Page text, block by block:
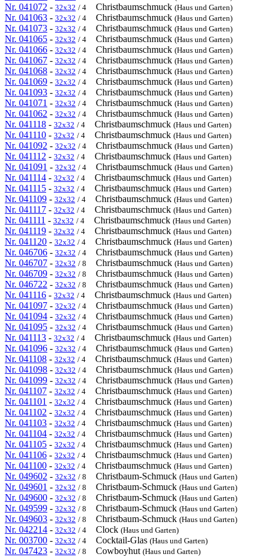
Nr. 041072 - 32x32 / 4 Christbaumschmuck (Haus und Garten)
Nr. 041063 - 32x32 / 4 Christbaumschmuck (Haus und Garten)
Nr. 041073 - 32x32 / 4 Christbaumschmuck (Haus und Garten)
Nr. 041065 - 32x32 / 4 Christbaumschmuck (Haus und Garten)
Nr. 041066 - 32x32 / 4 Christbaumschmuck (Haus und Garten)
Nr. 041067 - 32x32 / 4 Christbaumschmuck (Haus und Garten)
Nr. 041068 - 32x32 / 4 Christbaumschmuck (Haus und Garten)
Nr. 041069 - 32x32 / 4 Christbaumschmuck (Haus und Garten)
Nr. 041093 - 32x32 / 4 Christbaumschmuck (Haus und Garten)
Nr. 041071 - 32x32 / 4 Christbaumschmuck (Haus und Garten)
Nr. 041062 - 32x32 / 4 Christbaumschmuck (Haus und Garten)
Nr. 041118 - 32x32 / 4 Christbaumschmuck (Haus und Garten)
Nr. 041110 - 32x32 / 4 Christbaumschmuck (Haus und Garten)
Nr. 041092 - 32x32 / 4 Christbaumschmuck (Haus und Garten)
Nr. 041112 - 32x32 / 4 Christbaumschmuck (Haus und Garten)
Nr. 041091 - 32x32 / 4 Christbaumschmuck (Haus und Garten)
Nr. 041114 - 32x32 / 4 Christbaumschmuck (Haus und Garten)
Nr. 041115 - 32x32 / 4 Christbaumschmuck (Haus und Garten)
Nr. 041109 - 32x32 / 4 Christbaumschmuck (Haus und Garten)
Nr. 041117 - 32x32 / 4 Christbaumschmuck (Haus und Garten)
Nr. 041111 - 32x32 / 4 Christbaumschmuck (Haus und Garten)
Nr. 041119 - 32x32 / 4 Christbaumschmuck (Haus und Garten)
Nr. 041120 - 32x32 / 4 Christbaumschmuck (Haus und Garten)
Nr. 046706 - 32x32 / 4 Christbaumschmuck (Haus und Garten)
Nr. 046707 - 32x32 / 8 Christbaumschmuck (Haus und Garten)
Nr. 046709 - 32x32 / 8 Christbaumschmuck (Haus und Garten)
Nr. 046722 - 32x32 / 8 Christbaumschmuck (Haus und Garten)
Nr. 041116 - 32x32 / 4 Christbaumschmuck (Haus und Garten)
Nr. 041097 - 32x32 / 4 Christbaumschmuck (Haus und Garten)
Nr. 041094 - 32x32 / 4 Christbaumschmuck (Haus und Garten)
Nr. 041095 - 32x32 / 4 Christbaumschmuck (Haus und Garten)
Nr. 041113 - 32x32 / 4 Christbaumschmuck (Haus und Garten)
Nr. 041096 - 32x32 / 4 Christbaumschmuck (Haus und Garten)
Nr. 041108 - 32x32 / 4 Christbaumschmuck (Haus und Garten)
Nr. 041098 - 32x32 / 4 Christbaumschmuck (Haus und Garten)
Nr. 041099 - 32x32 / 4 Christbaumschmuck (Haus und Garten)
Nr. 041107 - 32x32 / 4 Christbaumschmuck (Haus und Garten)
Nr. 041101 - 32x32 / 4 Christbaumschmuck (Haus und Garten)
Nr. 041102 - 32x32 / 4 Christbaumschmuck (Haus und Garten)
Nr. 041103 - 32x32 / 4 Christbaumschmuck (Haus und Garten)
Nr. 041104 - 32x32 / 4 Christbaumschmuck (Haus und Garten)
Nr. 041105 - 32x32 / 4 Christbaumschmuck (Haus und Garten)
Nr. 041106 - 32x32 / 4 Christbaumschmuck (Haus und Garten)
Nr. 041100 - 32x32 / 4 Christbaumschmuck (Haus und Garten)
Nr. 049602 - 32x32 / 8 Christbaum-Schmuck (Haus und Garten)
Nr. 049601 - 32x32 / 8 Christbaum-Schmuck (Haus und Garten)
Nr. 049600 - 32x32 / 8 Christbaum-Schmuck (Haus und Garten)
Nr. 049599 - 32x32 / 8 Christbaum-Schmuck (Haus und Garten)
Nr. 049603 - 32x32 / 8 Christbaum-Schmuck (Haus und Garten)
Nr. 042214 - 32x32 / 4 Clock (Haus und Garten)
Nr. 003700 - 32x32 / 4 Cocktail-Glas (Haus und Garten)
Nr. 047423 - 32x32 / 8 Cowboyhut (Haus und Garten)